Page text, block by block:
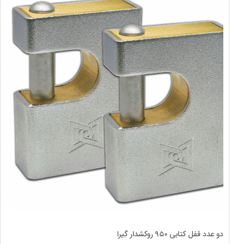
دو عدد قفل کتابی ۹۵۰ روکشدار گیرا